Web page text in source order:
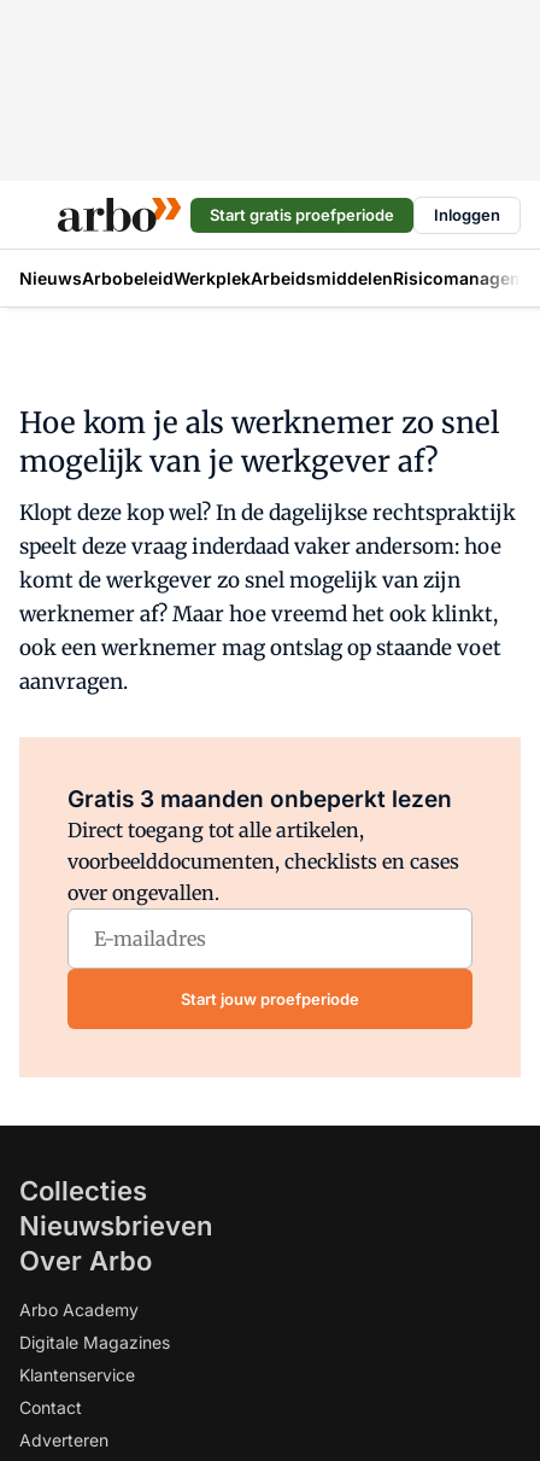
Start gratis proefperiode Inloggen
NieuwsArbobeleidWerkplekArbeidsmiddelen
Hoe kom je als werknemer zo snel
mogelijk van je werkgever af?
Klopt deze kop wel? In de dagelijkse rechtspraktijk
speelt deze vraag inderdaad vaker andersom: hoe
komt de werkgever zo snel mogelijk van zijn
werknemer af? Maar hoe vreemd het ook klinkt,
ook een werknemer mag ontslag op staande voet
aanvragen.
Gratis 3 maanden onbeperkt lezen
Direct toegang tot alle artikelen,
voorbeelddocumenten, checklists en cases
over ongevallen.
Start jouw proefperiode
Collecties
Nieuwsbrieven
Over Arbo
Arbo Academy
Digitale Magazines
Klantenservice
Contact
Adverteren